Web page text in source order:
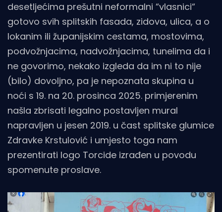
desetljećima prešutni neformalni “vlasnici“
gotovo svih splitskih fasada, zidova, ulica, a o
lokanim ili županijskim cestama, mostovima,
podvožnjacima, nadvožnjacima, tunelima da i
ne govorimo, nekako izgleda da im ni to nije
(bilo) dovoljno, pa je nepoznata skupina u
noći s 19. na 20. prosinca 2025. primjerenim
našla zbrisati legalno postavljen mural
napravljen u jesen 2019. u čast splitske glumice
Zdravke Krstulović i umjesto toga nam
prezentirati logo Torcide izrađen u povodu
spomenute proslave.